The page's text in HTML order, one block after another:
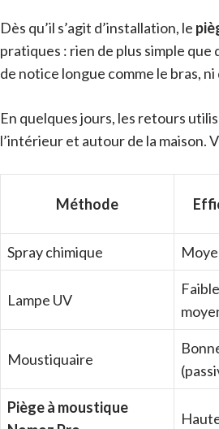
Dès qu’il s’agit d’installation, le
pratiques : rien de plus simple que
de notice longue comme le bras,
En quelques jours, les retours
l’intérieur et autour de la maison.
Méthode
Spray chimique
Lampe UV
Moustiquaire
Piège à moustique